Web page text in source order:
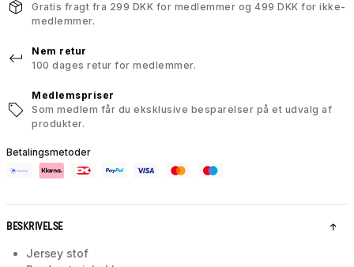
Gratis fragt fra 299 DKK for medlemmer og 499 DKK for ikke-
medlemmer.
Nem retur
100 dages retur for medlemmer.
Medlemspriser
Som medlem får du eksklusive besparelser på et udvalg af
produkter.
Betalingsmetoder
BESKRIVELSE
Jersey stof